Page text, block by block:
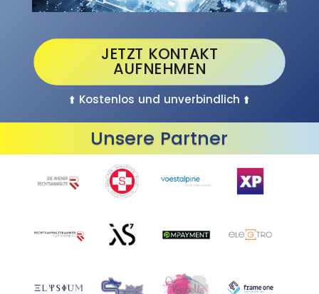
JETZT KONTAKT
AUFNEHMEN
⬆️ Kostenlos und unverbindlich ⬆️
Unsere Partner